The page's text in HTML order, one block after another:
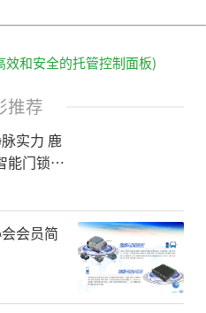
效和安全的托管控制面板)
推荐
实力 鹿
能门锁行
会员简